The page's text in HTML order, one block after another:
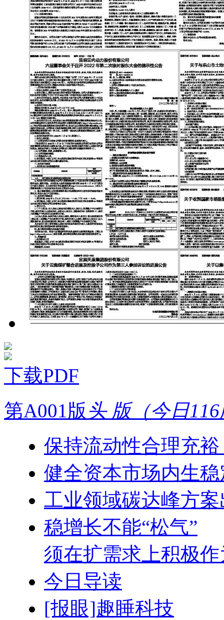
下载PDF
第A001版头 版（今日
保持流动性合理充
健全资本市场内生
工业领域碳达峰方
稳增长不能“松气”
须在扩需求上积极作
今日导读
[报眼]趣睡科技